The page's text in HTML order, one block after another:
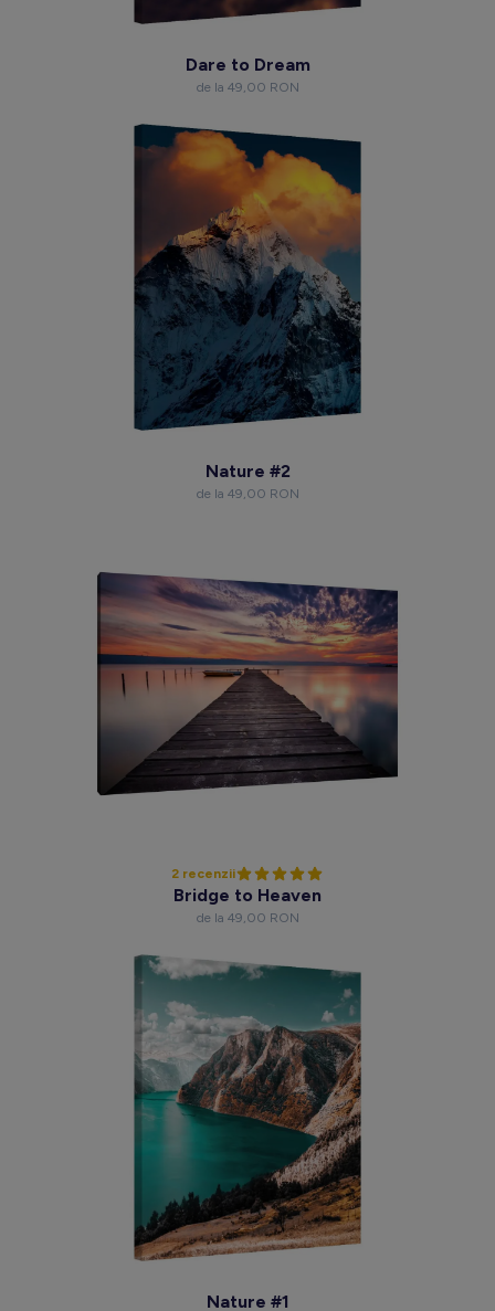
Dare to Dream
de la 49,00 RON
Nature #2
de la 49,00 RON
2 recenzii
Bridge to Heaven
de la 49,00 RON
Nature #1